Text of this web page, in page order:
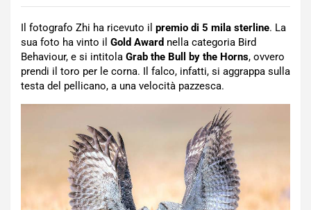
Il fotografo Zhi ha ricevuto il premio di 5 mila sterline. La
sua foto ha vinto il Gold Award nella categoria Bird
Behaviour, e si intitola Grab the Bull by the Horns, ovvero
prendi il toro per le corna. Il falco, infatti, si aggrappa sulla
testa del pellicano, a una velocità pazzesca.